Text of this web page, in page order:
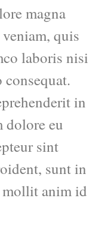
magna
quis
laboris nisi
in
dolore eu
sint
sunt in
anim id